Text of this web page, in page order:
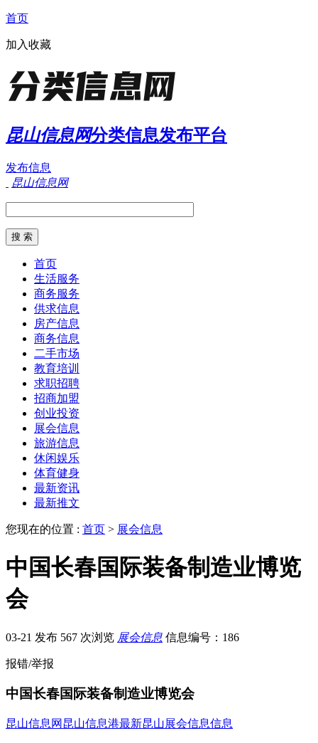
首页
加入收藏
昆山信息网分类信息发布平台
发布信息
昆山信息网
首页
生活服务
商务服务
供求信息
房产信息
商务信息
二手市场
教育培训
求职招聘
招商加盟
创业投资
展会信息
旅游信息
休闲娱乐
体育健身
最新资讯
最新推文
您现在的位置 : 首页 > 展会信息
中国长春国际装备制造业博览
会
03-21 发布 567 次浏览 展会信息 信息编号：186
报错/举报
中国长春国际装备制造业博览会
昆山信息网 昆山信息港最新昆山展会信息信息